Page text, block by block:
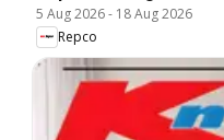
5 Aug 2026- 18 Aug 2026
Repco